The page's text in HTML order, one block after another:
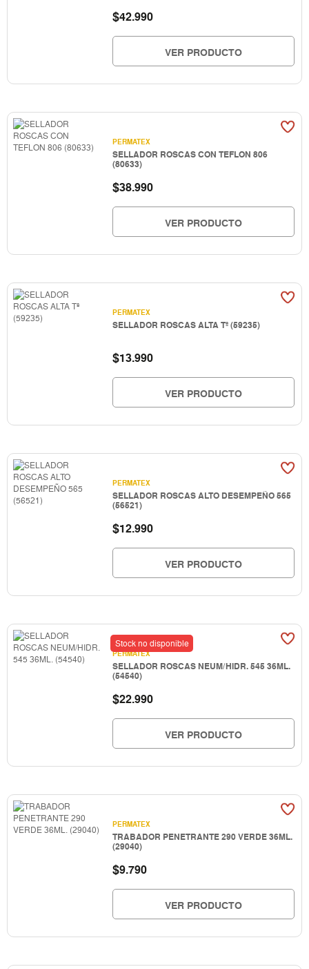
$42.990
VER PRODUCTO
PERMATEX
SELLADOR ROSCAS CON TEFLON 806
(80633)
$38.990
VER PRODUCTO
PERMATEX
SELLADOR ROSCAS ALTA Tª (59235)
$13.990
VER PRODUCTO
PERMATEX
SELLADOR ROSCAS ALTO DESEMPEÑO 565
(56521)
$12.990
VER PRODUCTO
Stock no disponible
PERMATEX
SELLADOR ROSCAS NEUM/HIDR. 545 36ML.
(54540)
$22.990
VER PRODUCTO
PERMATEX
TRABADOR PENETRANTE 290 VERDE 36ML.
(29040)
$9.790
VER PRODUCTO